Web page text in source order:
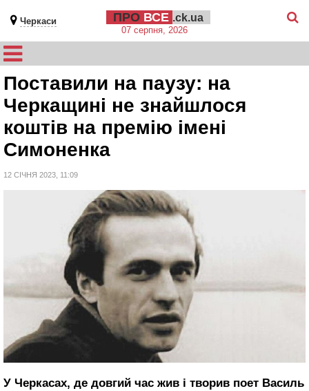
Черкаси ПРО ВСЕ .ck.ua
07 серпня, 2026
Поставили на паузу: на
Черкащині не знайшлося
коштів на премію імені
Симоненка
12 СІЧНЯ 2023, 11:09
У Черкасах, де довгий час жив і творив поет Василь